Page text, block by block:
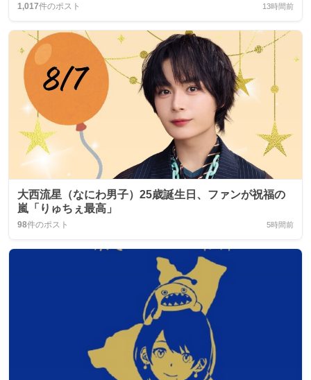
1,017件のポスト 13時間前
大西流星（なにわ男子）25歳誕生日、ファンが祝福の
嵐「りゅちぇ最高」
98件のポスト 5時間前